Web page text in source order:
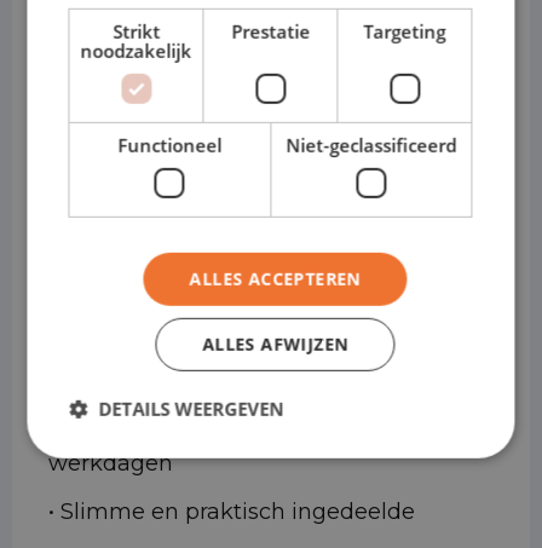
• Cabines: Gesloten bestelwagen of
dubbele cabine
Waarom de Volkswagen
Crafter ideaal is voor
shortlease
• Direct inzetbaar voor tijdelijke
projecten of uitbreiding van capaciteit
• Comfortabel rijgedrag, ook bij lange
werkdagen
• Slimme en praktisch ingedeelde
Strikt
noodzakelijk
Prestatie Targeting
Functioneel Niet-geclassificeerd
ALLES ACCEPTEREN
ALLES AFWIJZEN
DETAILS WEERGEVEN